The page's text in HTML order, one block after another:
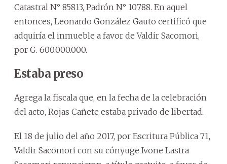
Catastral N° 85813, Padrón N° 10788. En aquel
entonces, Leonardo González Gauto certificó que
adquiría el inmueble a favor de Valdir Sacomori,
por G. 600.000.000.
Estaba preso
Agrega la fiscala que, en la fecha de la celebración
del acto, Rojas Cañete estaba privado de libertad.
El 18 de julio del año 2017, por Escritura Pública 71,
Valdir Sacomori con su cónyuge Ivone Lastra